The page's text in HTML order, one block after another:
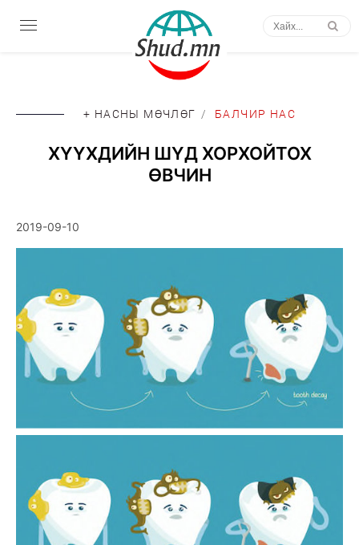
+ НАСНЫ МӨЧЛӨГ / БАЛЧИР НАС
ХҮҮХДИЙН ШҮД ХОРХОЙТОХ
ӨВЧИН
2019-09-10